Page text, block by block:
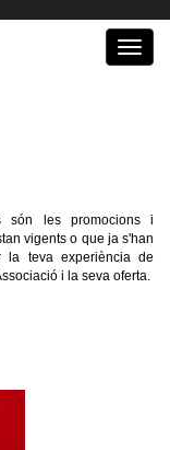
són les promocions i
vigents o que ja s'han
la teva experiència de
i la seva oferta.